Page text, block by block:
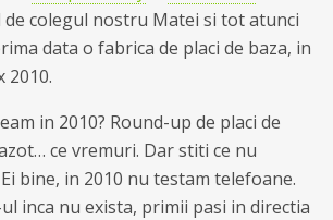
colegul nostru Matei si tot atunci
data o fabrica de placi de baza, in
2010.
in 2010? Round-up de placi de
ce vremuri. Dar stiti ce nu
bine, in 2010 nu testam telefoane.
inca nu exista, primii pasi in directia